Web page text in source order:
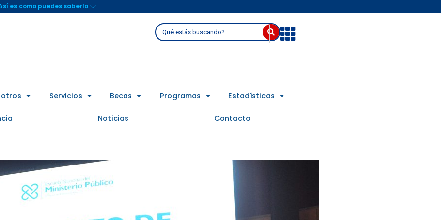
es como puedes saberlo
Buscar Abrir
Servicios Becas Programas Estadísticas
Noticias Contacto